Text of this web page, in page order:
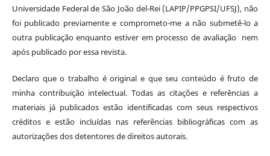
Universidade Federal de São João del-Rei (LAPIP/PPGPSI/UFSJ), não
foi publicado previamente e comprometo-me a não submetê-lo a
outra publicação enquanto estiver em processo de avaliação nem
após publicado por essa revista.
Declaro que o trabalho é original e que seu conteúdo é fruto de
minha contribuição intelectual. Todas as citações e referências a
materiais já publicados estão identificadas com seus respectivos
créditos e estão incluídas nas referências bibliográficas com as
autorizações dos detentores de direitos autorais.